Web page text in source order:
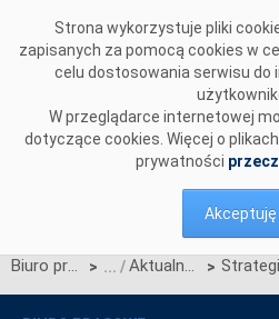
Strona wykorzystuje pliki
zapisanych za pomocą cookies w
celu dostosowania serwisu do
W przeglądarce internetowej
dotyczące cookies. Więcej o
prywatności
Akceptuję
Biuro prasowe > Aktualności >